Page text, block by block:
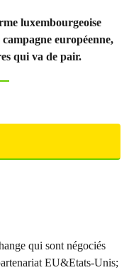
luxembourgeoise
européenne,
qui va de pair.
qui sont négociés
EU&Etats-Unis;